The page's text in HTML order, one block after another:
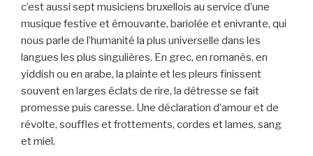
c’est aussi sept musiciens bruxellois au service d’une
musique festive et émouvante, bariolée et enivrante, qui
nous parle de l’humanité la plus universelle dans les
langues les plus singulières. En grec, en romanès, en
yiddish ou en arabe, la plainte et les pleurs finissent
souvent en larges éclats de rire, la détresse se fait
promesse puis caresse. Une déclaration d’amour et de
révolte, souffles et frottements, cordes et lames, sang
et miel.